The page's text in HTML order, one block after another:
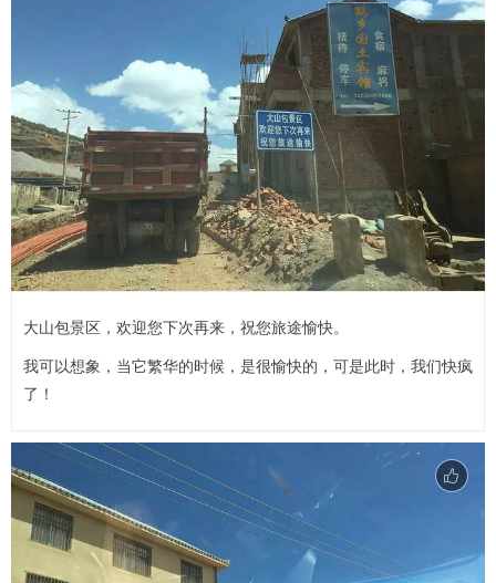
大山包景区，欢迎您下次再来，祝您旅途愉快。
我可以想象，当它繁华的时候，是很愉快的，可是此时，我们快疯
了！